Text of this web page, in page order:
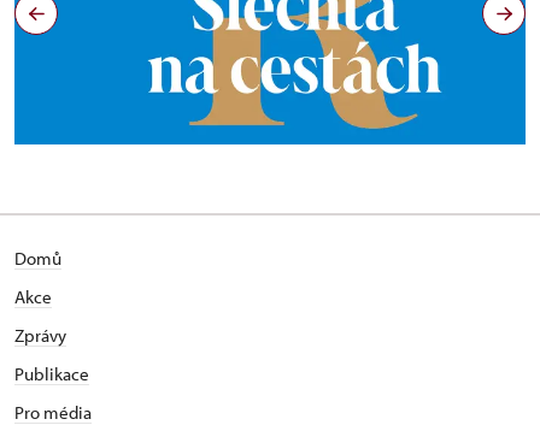
Domů
Akce
Zprávy
Publikace
Pro média